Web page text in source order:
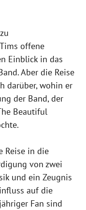
offene
Einblick in das
Aber die Reise
darüber, wohin er
der Band, der
Beautiful
Reise in die
von zwei
und ein Zeugnis
auf die
Fan sind